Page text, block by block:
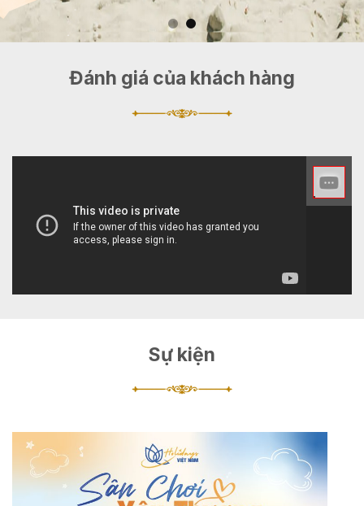
Đánh giá của khách hàng
Sự kiện